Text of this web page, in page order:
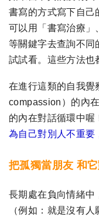
書寫的方式寫下自己
可以用「書寫治療」
等關鍵字去查詢不同
試試看。這些方法也
在進行這類的自我覺
compassion）的內
的內在對話循環中喔
為自己對別人不重要
把孤獨當朋友 和
長期處在負向情緒中
（例如：就是沒有